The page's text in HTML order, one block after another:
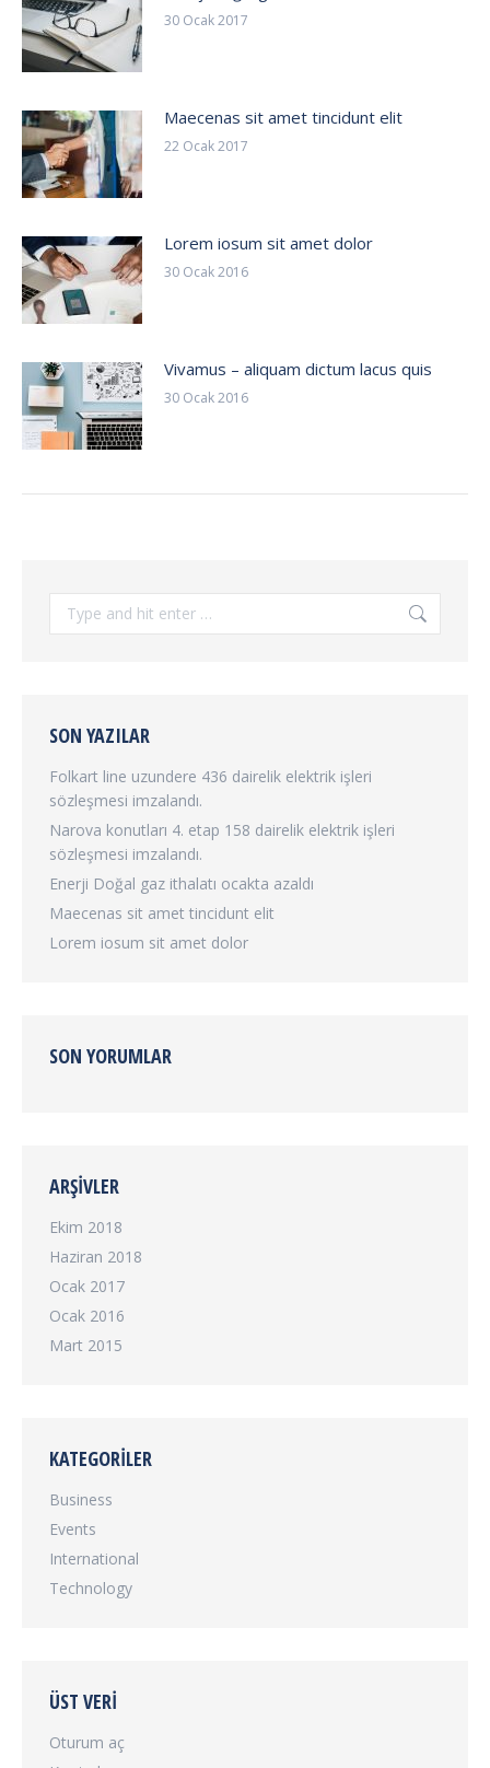
30 Ocak 2017
Maecenas sit amet tincidunt elit
22 Ocak 2017
Lorem iosum sit amet dolor
30 Ocak 2016
Vivamus – aliquam dictum lacus quis
30 Ocak 2016
Search:
SON YAZILAR
Folkart line uzundere 436 dairelik elektrik işleri
sözleşmesi imzalandı.
Narova konutları 4. etap 158 dairelik elektrik işleri
sözleşmesi imzalandı.
Enerji Doğal gaz ithalatı ocakta azaldı
Maecenas sit amet tincidunt elit
Lorem iosum sit amet dolor
SON YORUMLAR
ARŞIVLER
Ekim 2018
Haziran 2018
Ocak 2017
Ocak 2016
Mart 2015
KATEGORILER
Business
Events
International
Technology
ÜST VERI
Oturum aç